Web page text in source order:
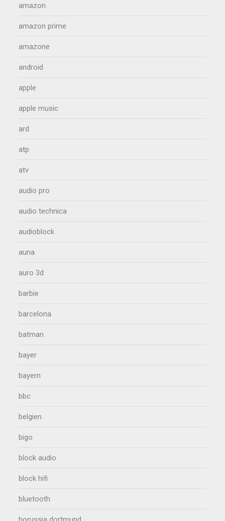
amazon
amazon prime
amazone
android
apple
apple music
ard
atp
atv
audio pro
audio technica
audioblock
auna
auro 3d
barbie
barcelona
batman
bayer
bayern
bbc
belgien
bigo
block audio
block hifi
bluetooth